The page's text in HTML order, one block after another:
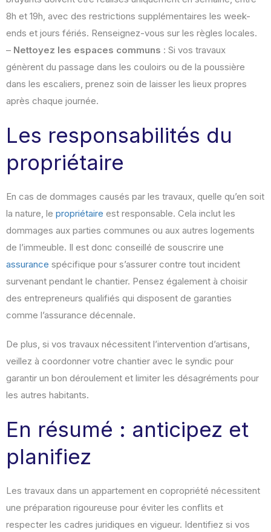
8h et 19h, avec des restrictions supplémentaires les week-
ends et jours fériés. Renseignez-vous sur les règles locales.
– Nettoyez les espaces communs : Si vos travaux
génèrent du passage dans les couloirs ou de la poussière
dans les escaliers, prenez soin de laisser les lieux propres
après chaque journée.
Les responsabilités du
propriétaire
En cas de dommages causés par les travaux, quelle qu’en soit
la nature, le propriétaire est responsable. Cela inclut les
dommages aux parties communes ou aux autres logements
de l’immeuble. Il est donc conseillé de souscrire une
assurance spécifique pour s’assurer contre tout incident
survenant pendant le chantier. Pensez également à choisir
des entrepreneurs qualifiés qui disposent de garanties
comme l’assurance décennale.
De plus, si vos travaux nécessitent l’intervention d’artisans,
veillez à coordonner votre chantier avec le syndic pour
garantir un bon déroulement et limiter les désagréments pour
les autres habitants.
En résumé : anticipez et
planifiez
Les travaux dans un appartement en copropriété nécessitent
une préparation rigoureuse pour éviter les conflits et
respecter les cadres juridiques en vigueur. Identifiez si vos